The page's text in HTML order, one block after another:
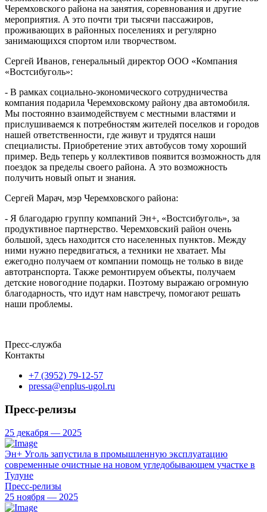
Черемховского района на занятия, соревнования и другие
мероприятия. А это почти три тысячи пассажиров,
проживающих в районных поселениях и регулярно
занимающихся спортом или творчеством.
Сергей Иванов, генеральный директор ООО «Компания
«Востсибуголь»:
- В рамках социально-экономического сотрудничества
компания подарила Черемховскому району два автомобиля.
Мы постоянно взаимодействуем с местными властями и
прислушиваемся к потребностям жителей поселков и городов
нашей ответственности, где живут и трудятся наши
специалисты. Приобретение этих автобусов тому хороший
пример. Ведь теперь у коллективов появится возможность для
поездок за пределы своего района. А это возможность
получить новый опыт и знания.
Сергей Марач, мэр Черемховского района:
- Я благодарю группу компаний Эн+, «Востсибуголь», за
продуктивное партнерство. Черемховский район очень
большой, здесь находится сто населенных пунктов. Между
ними нужно передвигаться, а техники не хватает. Мы
ежегодно получаем от компании помощь не только в виде
автотранспорта. Также ремонтируем объекты, получаем
детские новогодние подарки. Поэтому выражаю огромную
благодарность, что идут нам навстречу, помогают решать
наши проблемы.
Пресс-служба
Контакты
+7 (3952) 79-12-57
pressa@enplus-ugol.ru
Пресс-релизы
25 декабря — 2025
Эн+ Уголь запустила в промышленную эксплуатацию
современные очистные на новом угледобывающем участке в
Тулуне
Пресс-релизы
25 ноября — 2025